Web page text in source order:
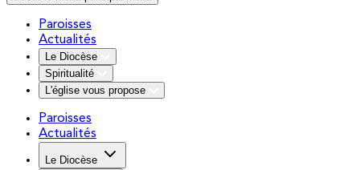
Paroisses
Actualités
Le Diocèse
Spiritualité
L'église vous propose
Paroisses
Actualités
Le Diocèse